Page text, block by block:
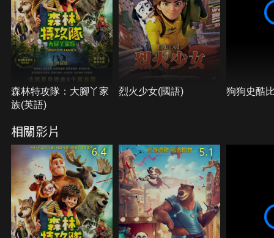
森林特攻隊：大腳丫家
族(英語)
烈火少女(國語) 狗狗史酷
相關影片
6.4 5.1